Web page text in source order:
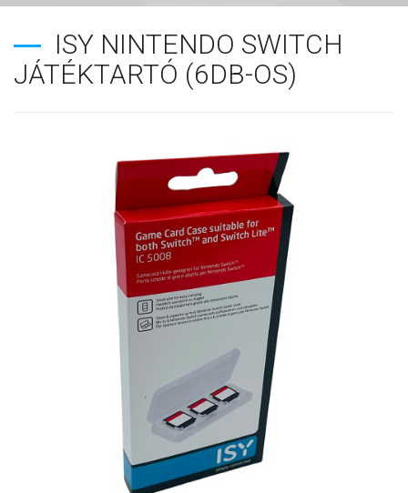
ISY NINTENDO SWITCH
JÁTÉKTARTÓ (6DB-OS)